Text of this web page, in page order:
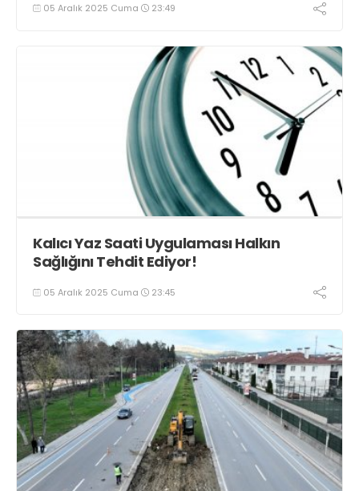
05 Aralık 2025 Cuma 23:49
Kalıcı Yaz Saati Uygulaması Halkın
Sağlığını Tehdit Ediyor!
05 Aralık 2025 Cuma 23:45